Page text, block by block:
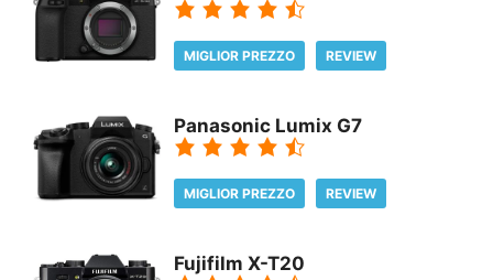
MIGLIOR PREZZO REVIEW
Panasonic Lumix G7
MIGLIOR PREZZO REVIEW
Fujifilm X-T20